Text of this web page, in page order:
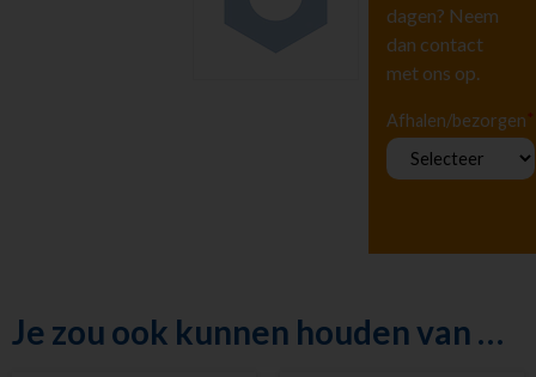
rolsteigers smal
75cm
dagen? Neem
dan contact
met ons op.
Afhalen/bezorgen *
Je zou ook kunnen houden van …